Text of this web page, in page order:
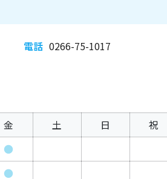
電話 0266-75-1017
金 土 日 祝
●
●